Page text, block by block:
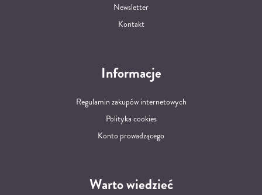
Newsletter
Kontakt
Informacje
Regulamin zakupów internetowych
Polityka cookies
Konto prowadzącego
Warto wiedzieć